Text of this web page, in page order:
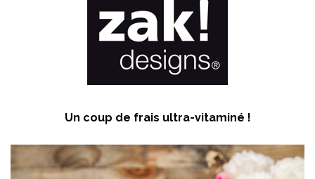
Un coup de frais ultra-vitaminé !